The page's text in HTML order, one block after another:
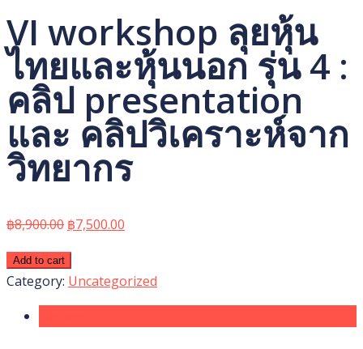
VI workshop ลุยหุ้น
ไทยและหุ้นนอก รุ่น 4 :
คลิป presentation
และ คลิปวิเคราะห์จาก
วิทยากร
฿8,900.00 Original
was:
฿8,900.00.
฿7,500.00
฿7,500.00.
VI
workshop
Add to cart
Category: Uncategorized